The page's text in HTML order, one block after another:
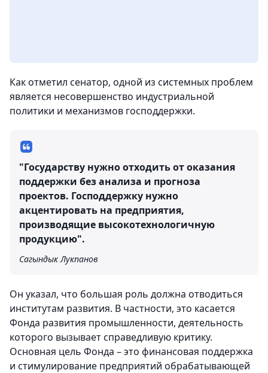
Как отметил сенатор, одной из системных проблем
является несовершенство индустриальной
политики и механизмов господдержки.
"Государству нужно отходить от оказания
поддержки без анализа и прогноза
проектов. Господдержку нужно
акцентировать на предприятия,
производящие высокотехнологичную
продукцию".
Сагындык Лукпанов
Он указал, что большая роль должна отводиться
институтам развития. В частности, это касается
Фонда развития промышленности, деятельность
которого вызывает справедливую критику.
Основная цель Фонда – это финансовая поддержка
и стимулирование предприятий обрабатывающей